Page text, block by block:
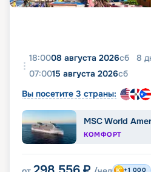
18:0008 августа 2026сб 8
07:0015 августа 2026сб
Вы посетите 3 страны:
MSC World
КОМФОРТ
+1 000